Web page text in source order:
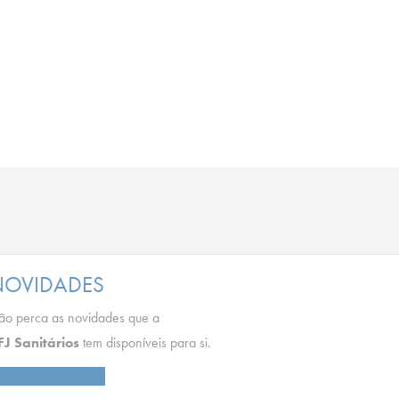
perca as novidades que a
Sanitáriostem disponíveis para si.